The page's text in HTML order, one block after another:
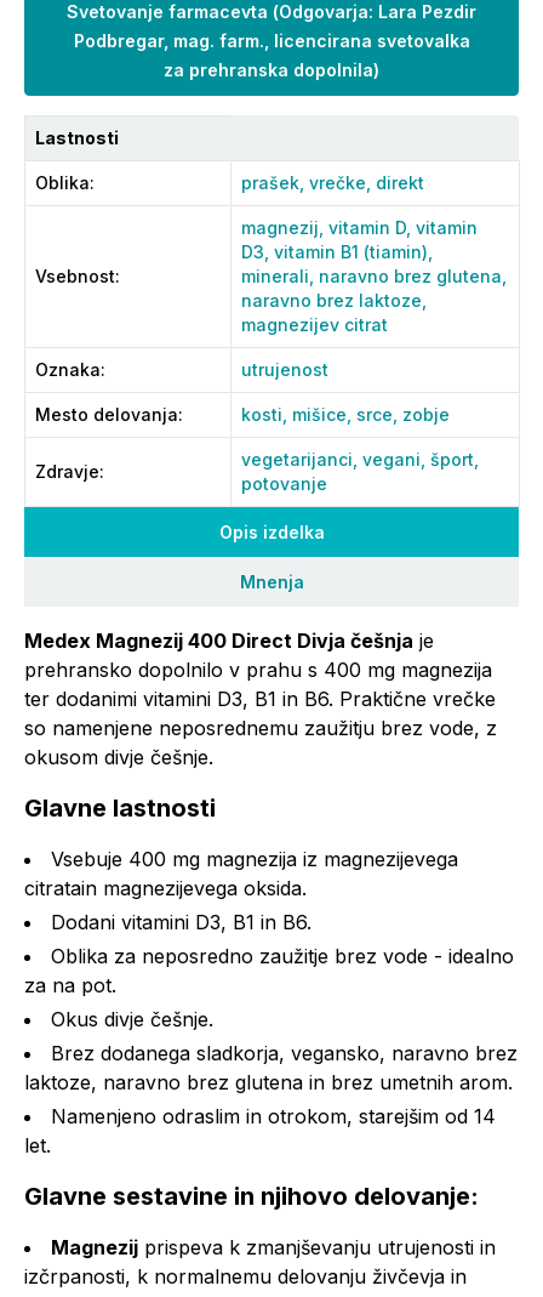
Opis izdelka
Mnenja
Medex Magnezij 400 Direct Divja češnja je
prehransko dopolnilo v prahu s 400 mg magnezija
ter dodanimi vitamini D3, B1 in B6. Praktične vrečke
so namenjene neposrednemu zaužitju brez vode, z
okusom divje češnje.
Glavne lastnosti
Vsebuje 400 mg magnezija iz magnezijevega
citratain magnezijevega oksida.
Dodani vitamini D3, B1 in B6.
Oblika za neposredno zaužitje brez vode - idealno
za na pot.
Okus divje češnje.
Brez dodanega sladkorja, vegansko, naravno brez
laktoze, naravno brez glutena in brez umetnih arom.
Namenjeno odraslim in otrokom, starejšim od 14
let.
Glavne sestavine in njihovo delovanje:
Magnezij prispeva k zmanjševanju utrujenosti in
izčrpanosti, k normalnemu delovanju živčevja in
Svetovanje farmacevta (Odgovarja: Lara Pezdir
Podbregar, mag. farm., licencirana svetovalka
za prehranska dopolnila)
Lastnosti
Oblika: prašek, vrečke, direkt
Vsebnost:
magnezij, vitamin D, vitamin
D3, vitamin B1 (tiamin),
minerali, naravno brez glutena,
naravno brez laktoze,
magnezijev citrat
Oznaka: utrujenost
Mesto delovanja: kosti, mišice, srce, zobje
Zdravje:
vegetarijanci, vegani, šport,
potovanje